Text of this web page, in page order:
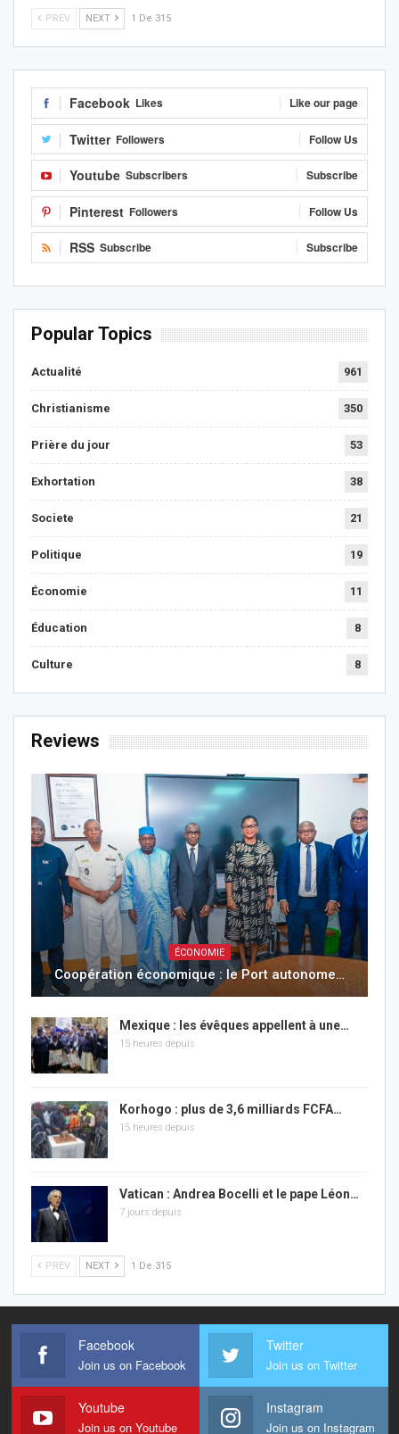
PREV NEXT 1 De 315
Facebook Likes Like our page
Twitter Followers Follow Us
Youtube Subscribers Subscribe
Pinterest Followers Follow Us
RSS Subscribe Subscribe
Popular Topics
Actualité 961
Christianisme 350
Prière du jour 53
Exhortation 38
Societe 21
Politique 19
Économie 11
Éducation 8
Culture 8
Reviews
ÉCONOMIE
Coopération économique : le Port autonome…
Mexique : les évêques appellent à une…
15 heures depuis
Korhogo : plus de 3,6 milliards FCFA…
15 heures depuis
Vatican : Andrea Bocelli et le pape Léon…
7 jours depuis
PREV NEXT 1 De 315
Facebook
Join us on Facebook
Twitter
Join us on Twitter
Youtube
Join us on Youtube
Instagram
Join us on Instagram